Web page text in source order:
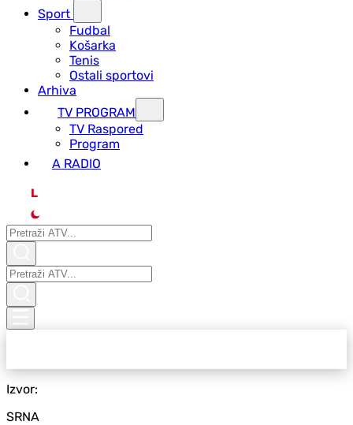
Sport
Fudbal
Košarka
Tenis
Ostali sportovi
Arhiva
TV PROGRAM
ТV Raspored
Program
A RADIO
L
Izvor:
SRNA